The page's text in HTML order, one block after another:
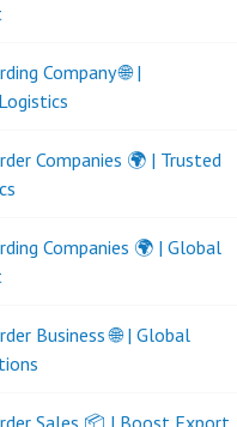
Company 🌐 |
Companies 🌍 | Trusted
Companies 🌍 | Global
Business 🌐 | Global
Sales 📦 | Boost Export